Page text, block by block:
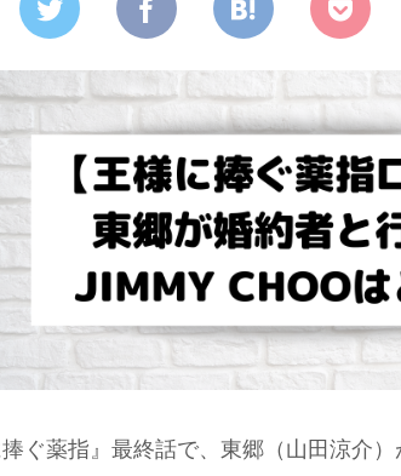
捧ぐ薬指』最終話で、東郷（山田涼介